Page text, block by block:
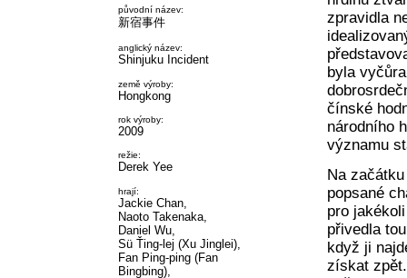
původní název:
新宿事件
anglický název:
Shinjuku Incident
země výroby:
Hongkong
rok výroby:
2009
režie:
Derek Yee
hrají:
Jackie Chan,
Naoto Takenaka,
Daniel Wu,
Sü Ťing-lej (Xu Jinglei),
Fan Ping-ping (Fan
Bingbing),
zpravidla
byla
čínské
národního
významu
Na
popsané
pro
přivedla
když ji
získat